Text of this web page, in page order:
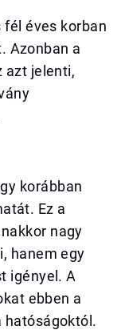
éves korban
Azonban a
azt jelenti,
korábban
Ez a
nagy
hanem egy
igényel. A
ebben a
hatóságoktól.